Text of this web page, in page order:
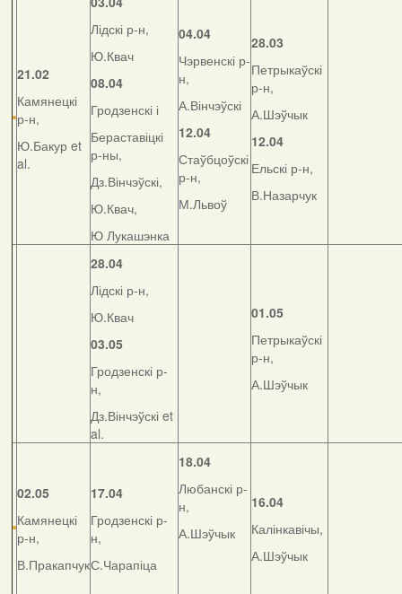
21.02
Камянецкі
р-н,
Ю.Бакур et
al.
Лідскі р-н,
Ю.Квач
08.04
Гродзенскі і
Бераставіцкі
р-ны,
Дз.Вінчэўскі,
Ю.Квач,
Ю Лукашэнка
04.04
Чэрвенскі р-
н,
А.Вінчэўскі
12.04
Стаўбцоўскі
р-н,
М.Львоў
28.03
Петрыкаўскі
р-н,
А.Шэўчык
12.04
Ельскі р-н,
В.Назарчук
28.04
Лідскі р-н,
Ю.Квач
03.05
Гродзенскі р-
н,
Дз.Вінчэўскі et
al.
01.05
Петрыкаўскі
р-н,
А.Шэўчык
02.05
Камянецкі
р-н,
В.Пракапчук
17.04
Гродзенскі р-
н,
С.Чарапіца
18.04
Любанскі р-
н,
А.Шэўчык
16.04
Калінкавічы,
А.Шэўчык